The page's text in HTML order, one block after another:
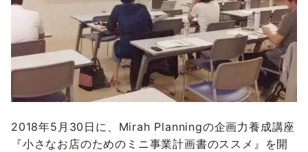
2018年5月30日に、Mirah Planningの企画力養成講座
『小さなお店のためのミニ事業計画書のススメ』を開